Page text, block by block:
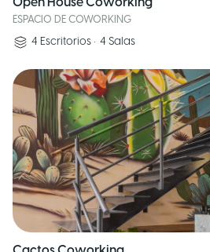
Open House Coworking
ESPACIO DE COWORKING
4 Escritorios • 4 Salas